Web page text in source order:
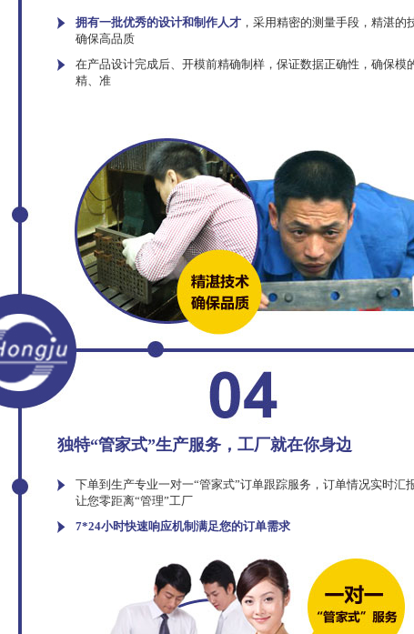
拥有一批优秀的设计和制作人才 ，采用精密的测量手段，精湛的
确保高品质
在产品设计完成后、开模前精确制样，保证数据正确性，确保模
精、准
独特“管家式”生产服务，工厂就在你身边
下单到生产专业一对一“管家式”订单跟踪服务，订单情况实时汇
让您零距离“管理”工厂
7*24小时快速响应机制满足您的订单需求